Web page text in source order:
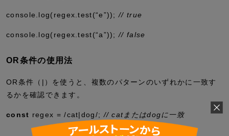
console.log(regex.test(“e”)); // true
console.log(regex.test(“a”)); // false
OR条件の使用法
OR条件（ | ）を使うと、複数のパターンのいずれかに一致す
るかを確認できます。
const regex = /cat|dog/; // catまたはdogに一致